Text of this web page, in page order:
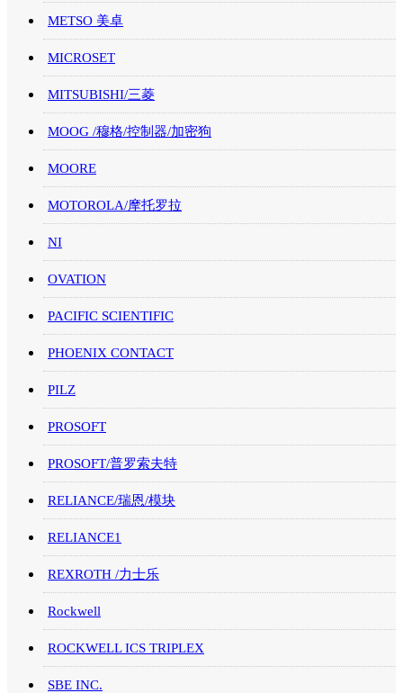
METSO 美卓
MICROSET
MITSUBISHI/三菱
MOOG /穆格/控制器/加密狗
MOORE
MOTOROLA/摩托罗拉
NI
OVATION
PACIFIC SCIENTIFIC
PHOENIX CONTACT
PILZ
PROSOFT
PROSOFT/普罗索夫特
RELIANCE/瑞恩/模块
RELIANCE1
REXROTH /力士乐
Rockwell
ROCKWELL ICS TRIPLEX
SBE INC.